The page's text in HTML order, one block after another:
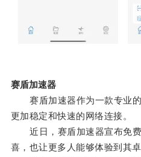
赛盾加速器
赛盾加速器作为一款专业的
更加稳定和快速的网络连接。
近日，赛盾加速器宣布免费
喜，也让更多人能够体验到其